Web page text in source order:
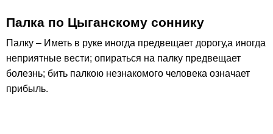
Палка по Цыганскому соннику
Палку – Иметь в руке иногда предвещает дорогу,а иногда
неприятные вести; опираться на палку предвещает
болезнь; бить палкою незнакомого человека означает
прибыль.